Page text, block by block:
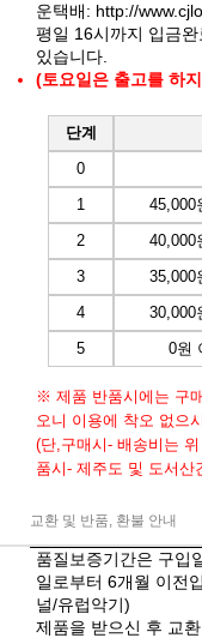
운택배: http://
평일 16시까지 입금
있습니다.
(토요일은 출고를 하
단계
0
1
45,000
2
40,000
3
35,000
4
30,000
5
0원
※ 제품 반품시에는 구
오니 이용에 착오 없으
(단,구매시- 배송비는
품시- 제주도 및 도서산
교환 및 반품, 환불 안내
품질보증기간은 구입
일로부터 6개월 이전
널/유럽악기)
제품을 받으신 후 교